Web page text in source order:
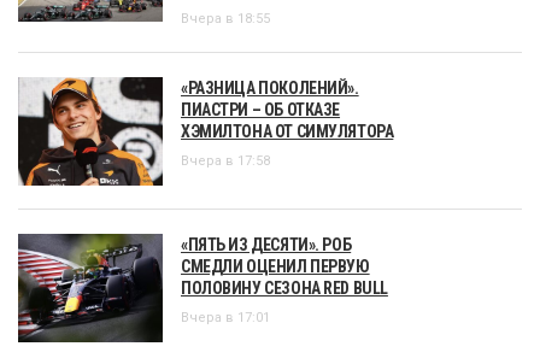
Вчера в 18:55
«РАЗНИЦА ПОКОЛЕНИЙ».
ПИАСТРИ – ОБ ОТКАЗЕ
ХЭМИЛТОНА ОТ СИМУЛЯТОРА
Вчера в 17:58
«ПЯТЬ ИЗ ДЕСЯТИ». РОБ
СМЕДЛИ ОЦЕНИЛ ПЕРВУЮ
ПОЛОВИНУ СЕЗОНА RED BULL
Вчера в 17:01